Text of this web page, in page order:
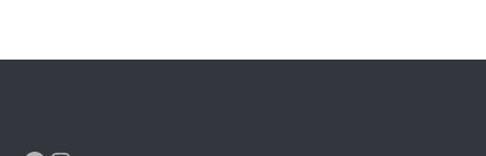
Facebook